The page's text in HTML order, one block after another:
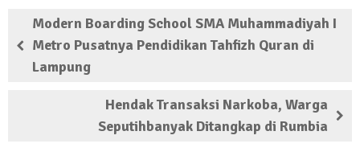
2 Februari 2024 | 11:48
Modern Boarding School SMA Muhammadiyah I
Metro Pusatnya Pendidikan Tahfizh Quran di
Lampung
Hendak Transaksi Narkoba, Warga
Seputihbanyak Ditangkap di Rumbia